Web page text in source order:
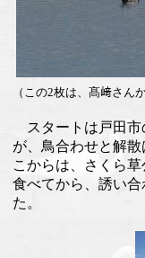
（この2枚は、髙﨑さん
スタートは戸田市
が、鳥合わせと解
こからは、さくら
食べてから、誘い
た。